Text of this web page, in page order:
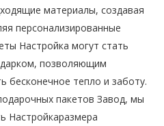
материалы, создавая
персонализированные
Настройка могут стать
позволяющим
бесконечное тепло и заботу.
пакетов Завод, мы
Настройкаразмера